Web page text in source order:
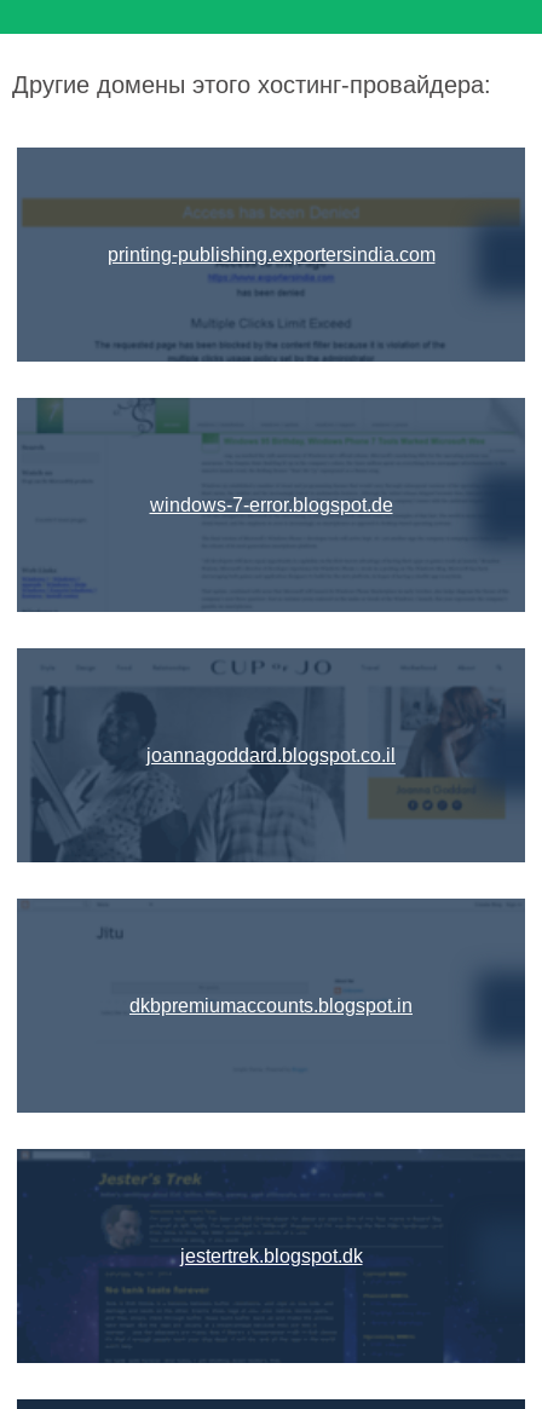
Другие домены этого хостинг-провайдера:
printing-publishing.exportersindia.com
windows-7-error.blogspot.de
joannagoddard.blogspot.co.il
dkbpremiumaccounts.blogspot.in
jestertrek.blogspot.dk